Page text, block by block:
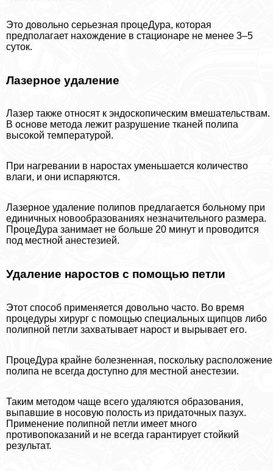
Это довольно серьезная процеДypa, которая
предполагает нахождение в стационаре не менее 3–5
суток.
Лазерное удаление
Лазер также относят к эндоскопическим вмешательствам.
В основе метода лежит разрушение тканей полипа
высокой температурой.
При нагревании в наростах уменьшается количество
влаги, и они испаряются.
Лазерное удаление полипов предлагается больному при
единичных новообразованиях незначительного размера.
ПроцеДypa занимает не больше 20 минут и проводится
под местной анестезией.
Удаление наростов с помощью петли
Этот способ применяется довольно часто. Во время
процедуры хирург с помощью специальных щипцов либо
полипной петли захватывает нарост и вырывает его.
ПроцеДypa крайне болезненная, поскольку расположение
полипа не всегда доступно для местной анестезии.
Таким методом чаще всего удаляются образования,
выпавшие в носовую полость из придаточных пазух.
Применение полипной петли имеет много
противопоказаний и не всегда гарантирует стойкий
результат.